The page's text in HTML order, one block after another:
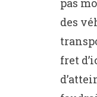
pas
des
fret